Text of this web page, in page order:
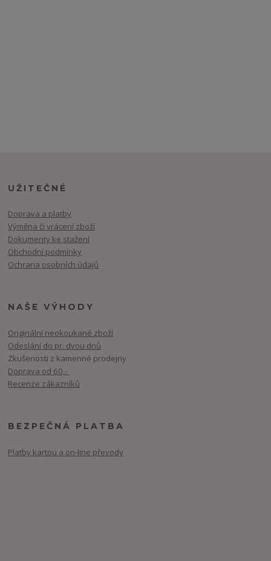
UŽITEČNÉ
Doprava a platby
Výměna či vrácení zboží
Dokumenty ke stažení
Obchodní podmínky
Ochrana osobních údajů
NAŠE VÝHODY
Originální neokoukané zboží
Odeslání do pr. dvou dnů
Zkušenosti z kamenné prodejny
Doprava od 60,-
Recenze zákazníků
BEZPEČNÁ PLATBA
Platby kartou a on-line převody